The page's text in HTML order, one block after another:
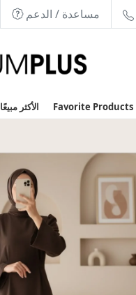
مساعدة / الدعم
الأكثر مبيعًا Favorite Products